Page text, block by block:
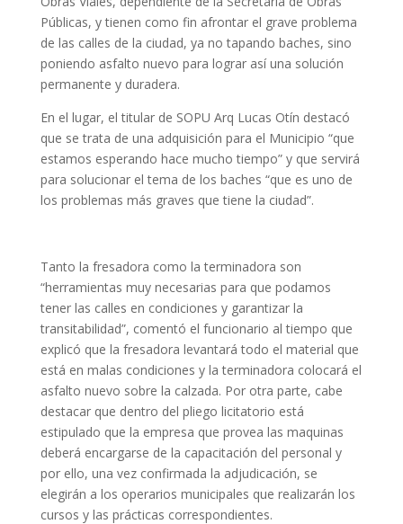
Públicas, y tienen como fin afrontar el grave problema
de las calles de la ciudad, ya no tapando baches, sino
poniendo asfalto nuevo para lograr así una solución
permanente y duradera.
En el lugar, el titular de SOPU Arq Lucas Otín destacó
que se trata de una adquisición para el Municipio “que
estamos esperando hace mucho tiempo” y que servirá
para solucionar el tema de los baches “que es uno de
los problemas más graves que tiene la ciudad”.
Tanto la fresadora como la terminadora son
“herramientas muy necesarias para que podamos
tener las calles en condiciones y garantizar la
transitabilidad”, comentó el funcionario al tiempo que
explicó que la fresadora levantará todo el material que
está en malas condiciones y la terminadora colocará el
asfalto nuevo sobre la calzada. Por otra parte, cabe
destacar que dentro del pliego licitatorio está
estipulado que la empresa que provea las maquinas
deberá encargarse de la capacitación del personal y
por ello, una vez confirmada la adjudicación, se
elegirán a los operarios municipales que realizarán los
cursos y las prácticas correspondientes.